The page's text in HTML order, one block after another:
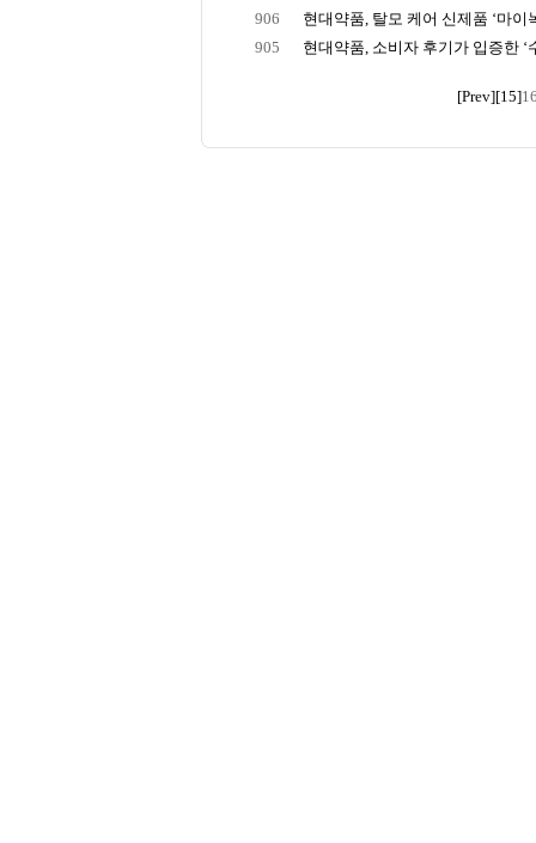
906
현대약품, 탈모 케어 신제품 ‘마이
905
현대약품, 소비자 후기가 입증한 ‘
[Prev][15]